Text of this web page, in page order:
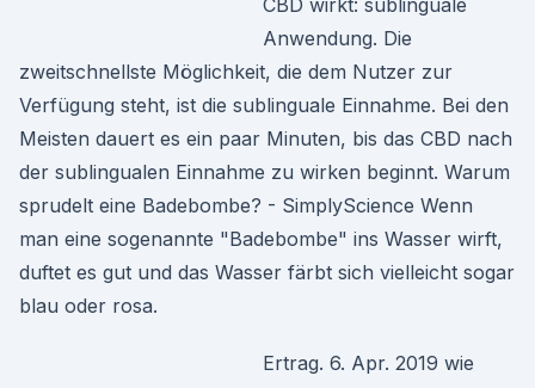
CBD wirkt: sublinguale
Anwendung. Die
zweitschnellste Möglichkeit, die dem Nutzer zur
Verfügung steht, ist die sublinguale Einnahme. Bei den
Meisten dauert es ein paar Minuten, bis das CBD nach
der sublingualen Einnahme zu wirken beginnt. Warum
sprudelt eine Badebombe? - SimplyScience Wenn
man eine sogenannte "Badebombe" ins Wasser wirft,
duftet es gut und das Wasser färbt sich vielleicht sogar
blau oder rosa.
Ertrag. 6. Apr. 2019 wie